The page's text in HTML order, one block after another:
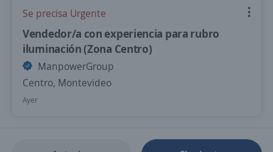
Se precisa Urgente
Vendedor/a con experiencia para rubro
iluminación (Zona Centro)
ManpowerGroup
Centro, Montevideo
Ayer